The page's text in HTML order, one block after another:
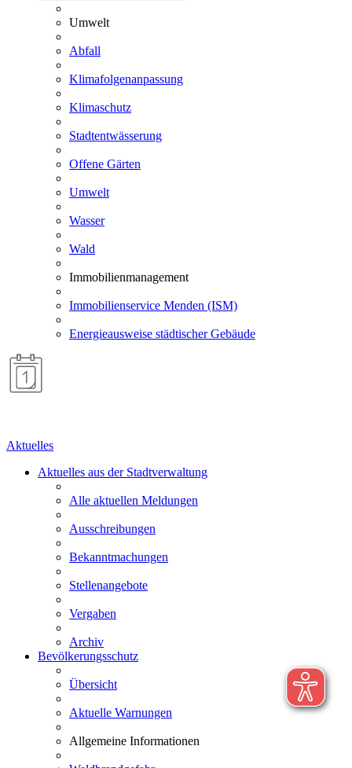
Umwelt
Abfall
Klimafolgenanpassung
Klimaschutz
Stadtentwässerung
Offene Gärten
Umwelt
Wasser
Wald
Immobilienmanagement
Immobilienservice Menden (ISM)
Energieausweise städtischer Gebäude
Aktuelles
Aktuelles aus der Stadtverwaltung
Alle aktuellen Meldungen
Ausschreibungen
Bekanntmachungen
Stellenangebote
Vergaben
Archiv
Bevölkerungsschutz
Übersicht
Aktuelle Warnungen
Allgemeine Informationen